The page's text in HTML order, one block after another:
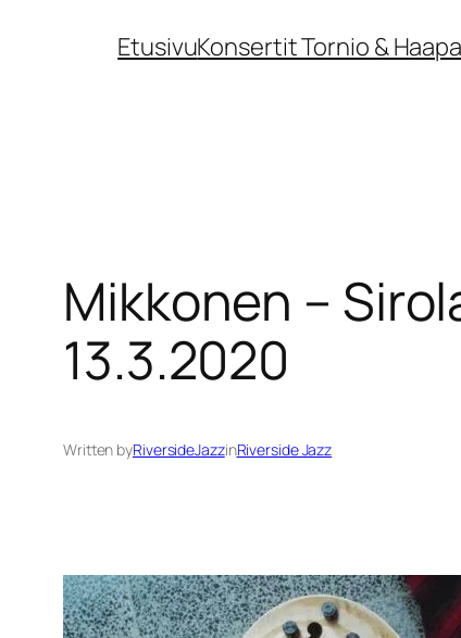
EtusivuKonsertit Tornio &
Mikkonen –
13.3.2020
Written byRiversideJazzinRiverside Jazz